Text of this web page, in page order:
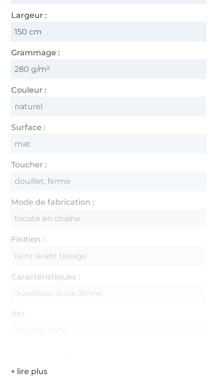
Largeur :
150 cm
Grammage :
280 g/m²
Couleur :
naturel
Surface :
mat
Toucher :
douillet, ferme
Mode de fabrication :
tricoté en chaîne
Finition :
teint avant tissage
Caractéristiques :
duveteux, doux, ferme
Réf.: